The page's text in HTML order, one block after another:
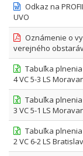
Odkaz na
UVO
Oznámenie o
verejného
Tabuľka
4 VC 5-3 LS
Tabuľka
3 VC 5-1 LS
Tabuľka
2 VC 6-2 LS